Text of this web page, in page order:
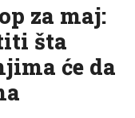
za maj:
šta
će da